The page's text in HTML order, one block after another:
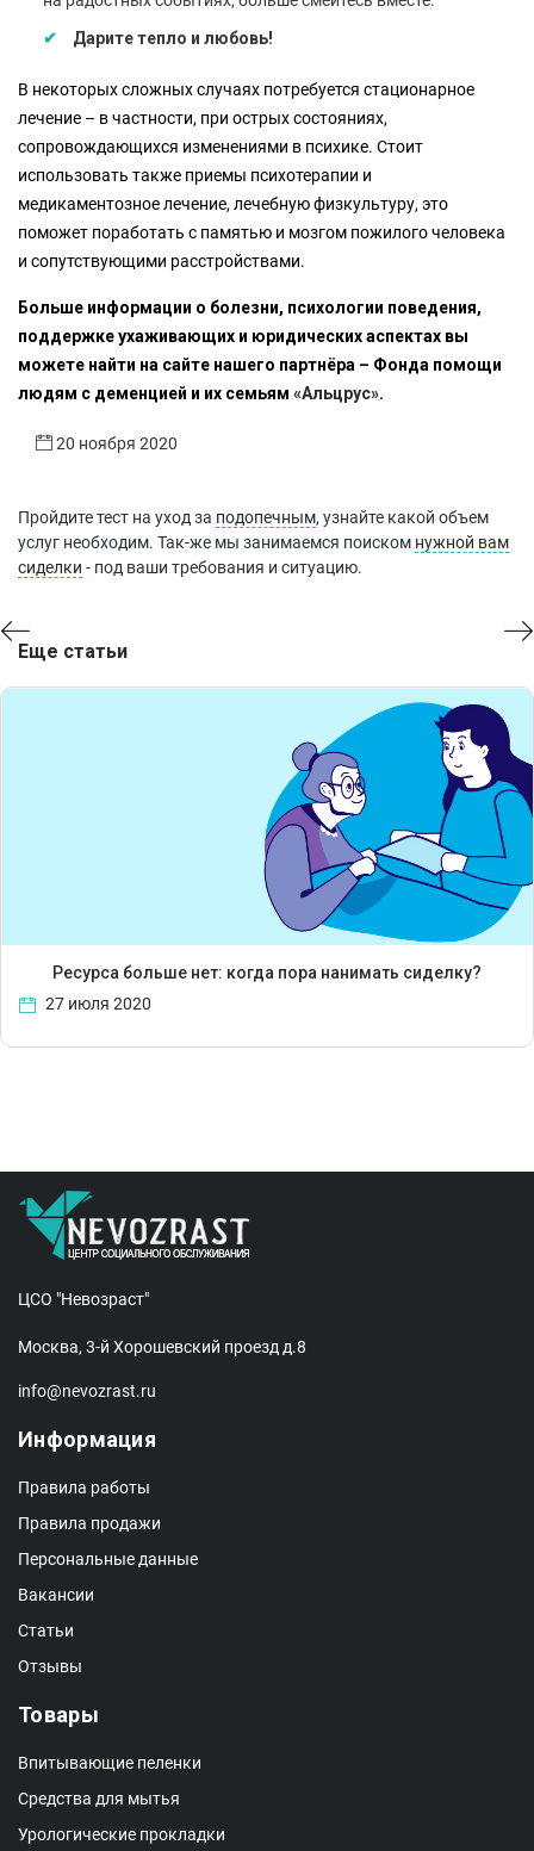
Дарите тепло и любовь!
В некоторых сложных случаях потребуется стационарное
лечение – в частности, при острых состояниях,
сопровождающихся изменениями в психике. Стоит
использовать также приемы психотерапии и
медикаментозное лечение, лечебную физкультуру, это
поможет поработать с памятью и мозгом пожилого человека
и сопутствующими расстройствами.
Больше информации о болезни, психологии поведения,
поддержке ухаживающих и юридических аспектах вы
можете найти на сайте нашего партнёра – Фонда помощи
людям с деменцией и их семьям «Альцрус».
20 ноября 2020
Пройдите тест на уход за подопечным, узнайте какой объем
услуг необходим. Так-же мы занимаемся поиском нужной вам
сиделки - под ваши требования и ситуацию.
Еще статьи
Ресурса больше нет: когда пора нанимать сиделку?
27 июля 2020
ЦСО "Невозраст"
Москва, 3-й Хорошевский проезд д.8
info@nevozrast.ru
Информация
Правила работы
Правила продажи
Персональные данные
Вакансии
Статьи
Отзывы
Товары
Впитывающие пеленки
Средства для мытья
Урологические прокладки